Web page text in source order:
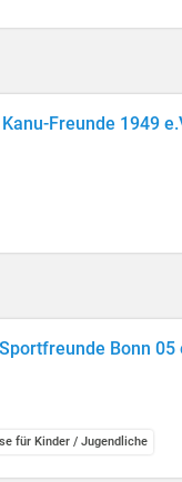
Freunde 1949
Bonn 05
für Kinder / Jugendliche